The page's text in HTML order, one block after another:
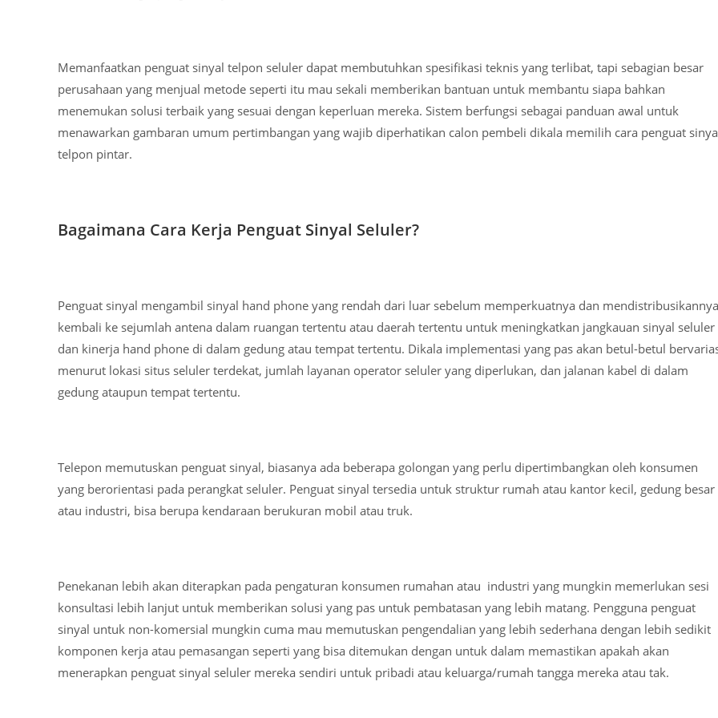
Memanfaatkan penguat sinyal telpon seluler dapat membutuhkan spesifikasi teknis yang terlibat, tapi sebagian besar
perusahaan yang menjual metode seperti itu mau sekali memberikan bantuan untuk membantu siapa bahkan
menemukan solusi terbaik yang sesuai dengan keperluan mereka. Sistem berfungsi sebagai panduan awal untuk
menawarkan gambaran umum pertimbangan yang wajib diperhatikan calon pembeli dikala memilih cara penguat
telpon pintar.
Bagaimana Cara Kerja Penguat Sinyal Seluler?
Penguat sinyal mengambil sinyal hand phone yang rendah dari luar sebelum memperkuatnya dan mendistribusikannya
kembali ke sejumlah antena dalam ruangan tertentu atau daerah tertentu untuk meningkatkan jangkauan sinyal seluler
dan kinerja hand phone di dalam gedung atau tempat tertentu. Dikala implementasi yang pas akan betul-betul
menurut lokasi situs seluler terdekat, jumlah layanan operator seluler yang diperlukan, dan jalanan kabel di dalam
gedung ataupun tempat tertentu.
Telepon memutuskan penguat sinyal, biasanya ada beberapa golongan yang perlu dipertimbangkan oleh konsumen
yang berorientasi pada perangkat seluler. Penguat sinyal tersedia untuk struktur rumah atau kantor kecil, gedung besar
atau industri, bisa berupa kendaraan berukuran mobil atau truk.
Penekanan lebih akan diterapkan pada pengaturan konsumen rumahan atau industri yang mungkin memerlukan sesi
konsultasi lebih lanjut untuk memberikan solusi yang pas untuk pembatasan yang lebih matang. Pengguna penguat
sinyal untuk non-komersial mungkin cuma mau memutuskan pengendalian yang lebih sederhana dengan lebih sedikit
komponen kerja atau pemasangan seperti yang bisa ditemukan dengan untuk dalam memastikan apakah akan
menerapkan penguat sinyal seluler mereka sendiri untuk pribadi atau keluarga/rumah tangga mereka atau tak.